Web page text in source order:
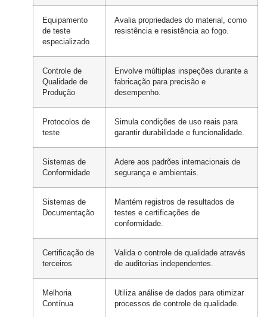
Equipamento
de teste
especializado
Avalia propriedades do material, como
resistência e resistência ao fogo.
Controle de
Qualidade de
Produção
Envolve múltiplas inspeções durante a
fabricação para precisão e
desempenho.
Protocolos de
teste
Simula condições de uso reais para
garantir durabilidade e funcionalidade.
Sistemas de
Conformidade
Adere aos padrões internacionais de
segurança e ambientais.
Sistemas de
Documentação
Mantém registros de resultados de
testes e certificações de
conformidade.
Certificação de
terceiros
Valida o controle de qualidade através
de auditorias independentes.
Melhoria
Contínua
Utiliza análise de dados para otimizar
processos de controle de qualidade.